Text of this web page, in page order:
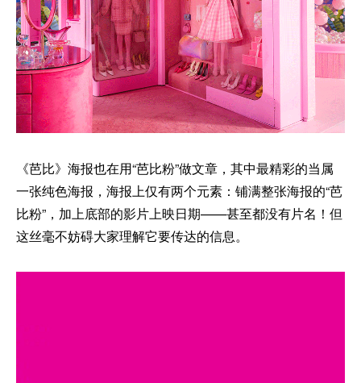
《芭比》海报也在用“芭比粉”做文章，其中最精彩的当属
一张纯色海报，海报上仅有两个元素：铺满整张海报的“芭
比粉”，加上底部的影片上映日期——甚至都没有片名！但
这丝毫不妨碍大家理解它要传达的信息。